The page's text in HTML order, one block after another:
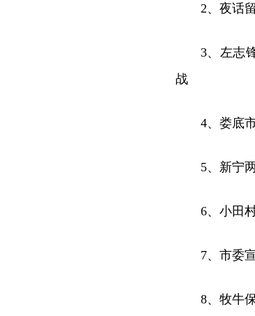
2、夜话
3、左志
战
4、娄底
5、新宁
6、小田
7、市委
8、牧牛